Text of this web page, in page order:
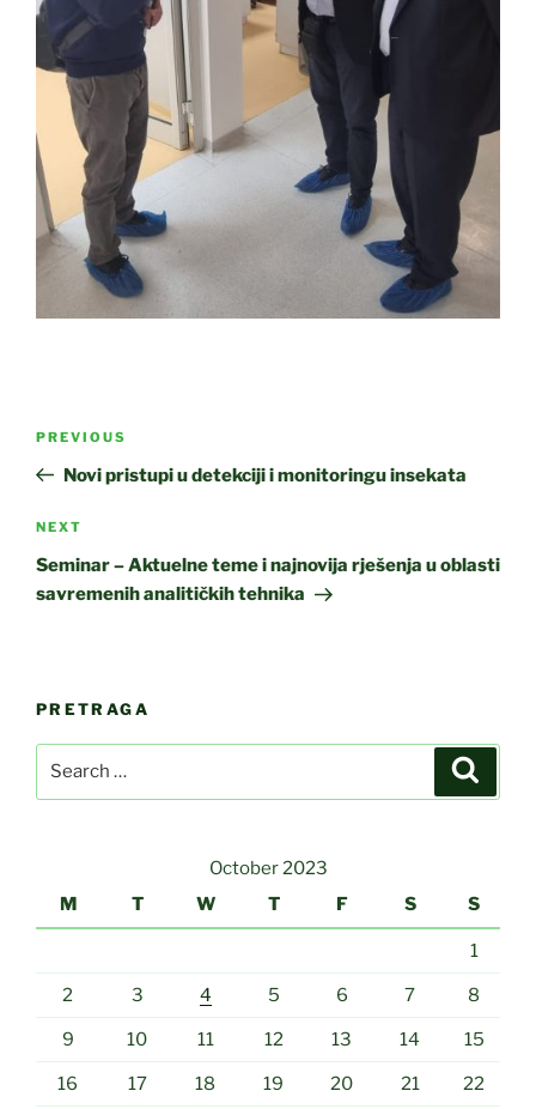
Previous
Post
PREVIOUS
Novi pristupi u detekciji i monitoringu insekata
Next
Post
NEXT
Seminar – Aktuelne teme i najnovija rješenja u oblasti
savremenih analitičkih tehnika
PRETRAGA
October 2023
M
T W T F S S
1
2 3 4 5 6 7 8
9 10 11 12 13 14 15
16 17 18 19 20 21 22